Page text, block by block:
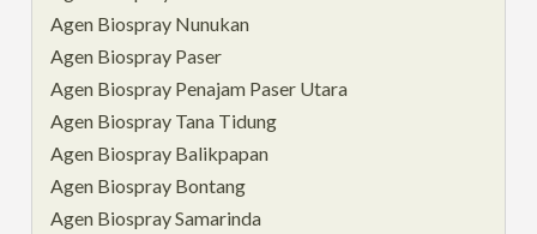
Agen Biospray Nunukan
Agen Biospray Paser
Agen Biospray Penajam Paser Utara
Agen Biospray Tana Tidung
Agen Biospray Balikpapan
Agen Biospray Bontang
Agen Biospray Samarinda